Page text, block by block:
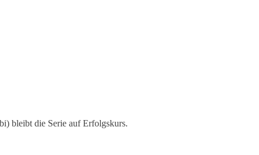
bleibt die Serie auf Erfolgskurs.